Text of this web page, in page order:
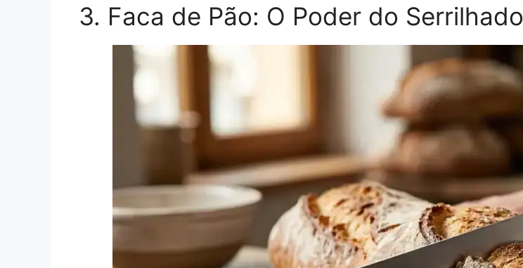
3. Faca de Pão: O Poder do Serrilhado